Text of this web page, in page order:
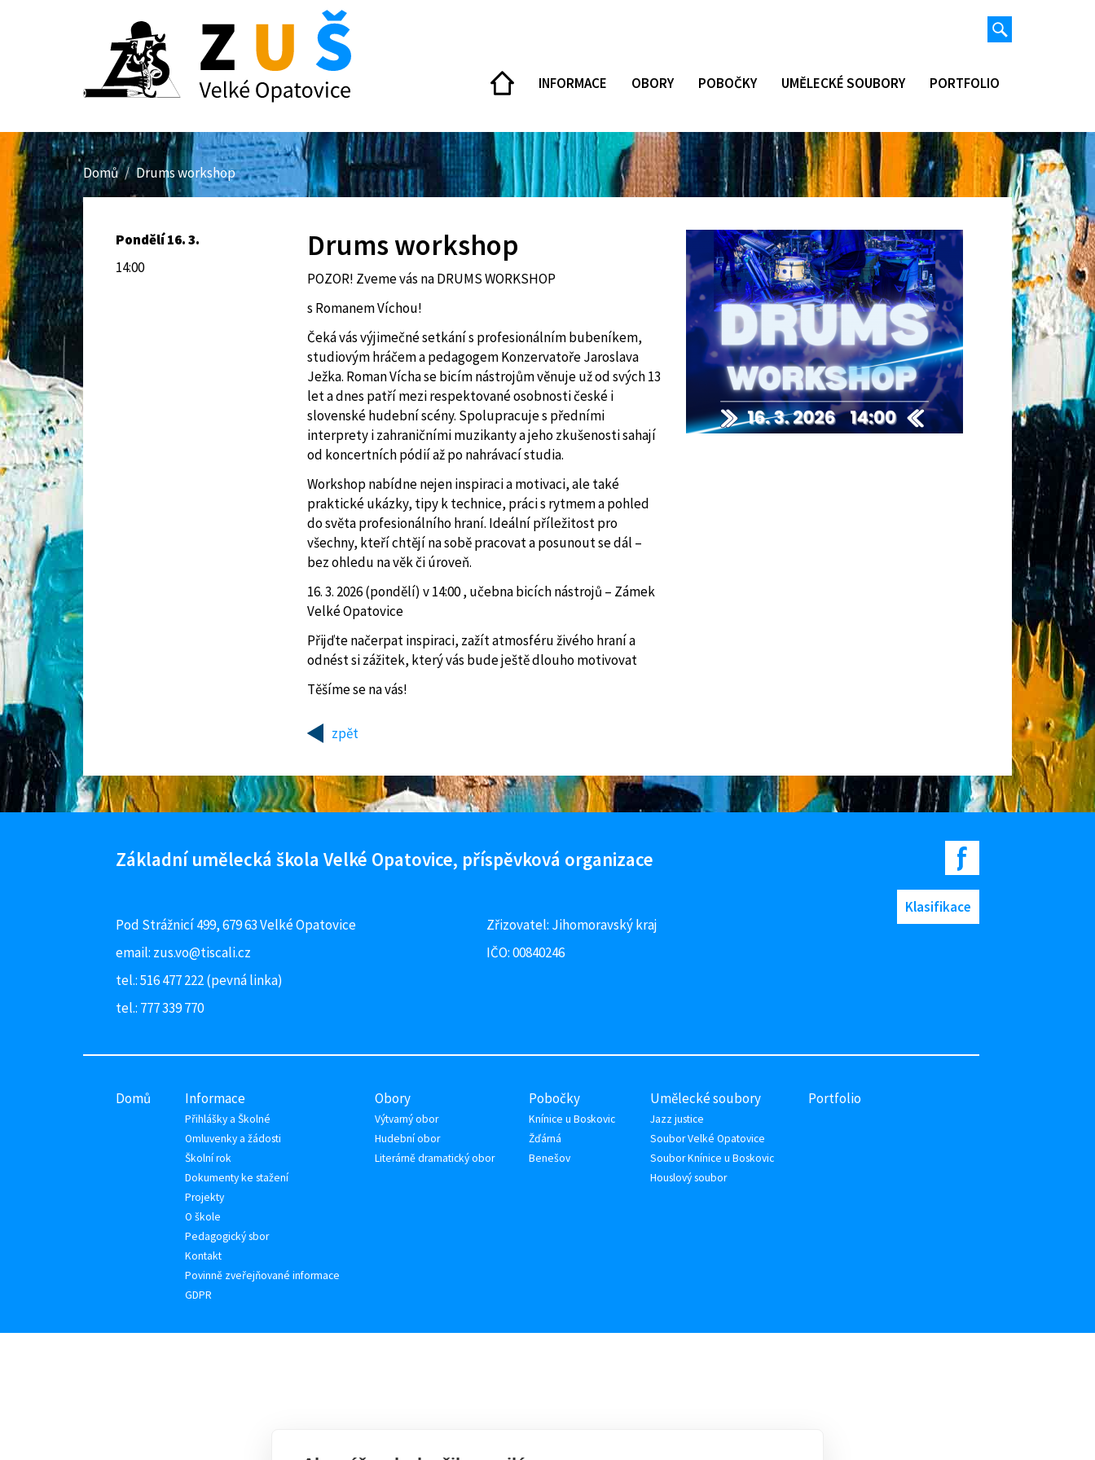
Hledat
DOMŮ
INFORMACE OBORY POBOČKY UMĚLECKÉ SOUBORY PORTFOLIO
Domů Drums workshop
Pondělí 16. 3.
14:00
Drums workshop
POZOR! Zveme vás na DRUMS WORKSHOP
s Romanem Víchou!
Čeká vás výjimečné setkání s profesionálním bubeníkem,
studiovým hráčem a pedagogem Konzervatoře Jaroslava
Ježka. Roman Vícha se bicím nástrojům věnuje už od svých 13
let a dnes patří mezi respektované osobnosti české i
slovenské hudební scény. Spolupracuje s předními
interprety i zahraničními muzikanty a jeho zkušenosti sahají
od koncertních pódií až po nahrávací studia.
Workshop nabídne nejen inspiraci a motivaci, ale také
praktické ukázky, tipy k technice, práci s rytmem a pohled
do světa profesionálního hraní. Ideální příležitost pro
všechny, kteří chtějí na sobě pracovat a posunout se dál –
bez ohledu na věk či úroveň.
16. 3. 2026 (pondělí) v 14:00 , učebna bicích nástrojů – Zámek
Velké Opatovice
Přijďte načerpat inspiraci, zažít atmosféru živého hraní a
odnést si zážitek, který vás bude ještě dlouho motivovat
Těšíme se na vás!
zpět
Základní umělecká škola Velké Opatovice, příspěvková organizace
Pod Strážnicí 499, 679 63 Velké Opatovice
email: zus.vo@tiscali.cz
tel.: 516 477 222 (pevná linka)
tel.: 777 339 770
Zřizovatel: Jihomoravský kraj
IČO: 00840246
Facebook ZUŠ Velké Opatovice
Klasifikace
Domů Informace
Přihlášky a Školné
Omluvenky a žádosti
Školní rok
Dokumenty ke stažení
Projekty
O škole
Pedagogický sbor
Kontakt
Povinně zveřejňované informace
GDPR
Obory
Výtvarný obor
Hudební obor
Literárně dramatický obor
Pobočky
Knínice u Boskovic
Žďárná
Benešov
Umělecké soubory
Jazz justice
Soubor Velké Opatovice
Soubor Knínice u Boskovic
Houslový soubor
Portfolio